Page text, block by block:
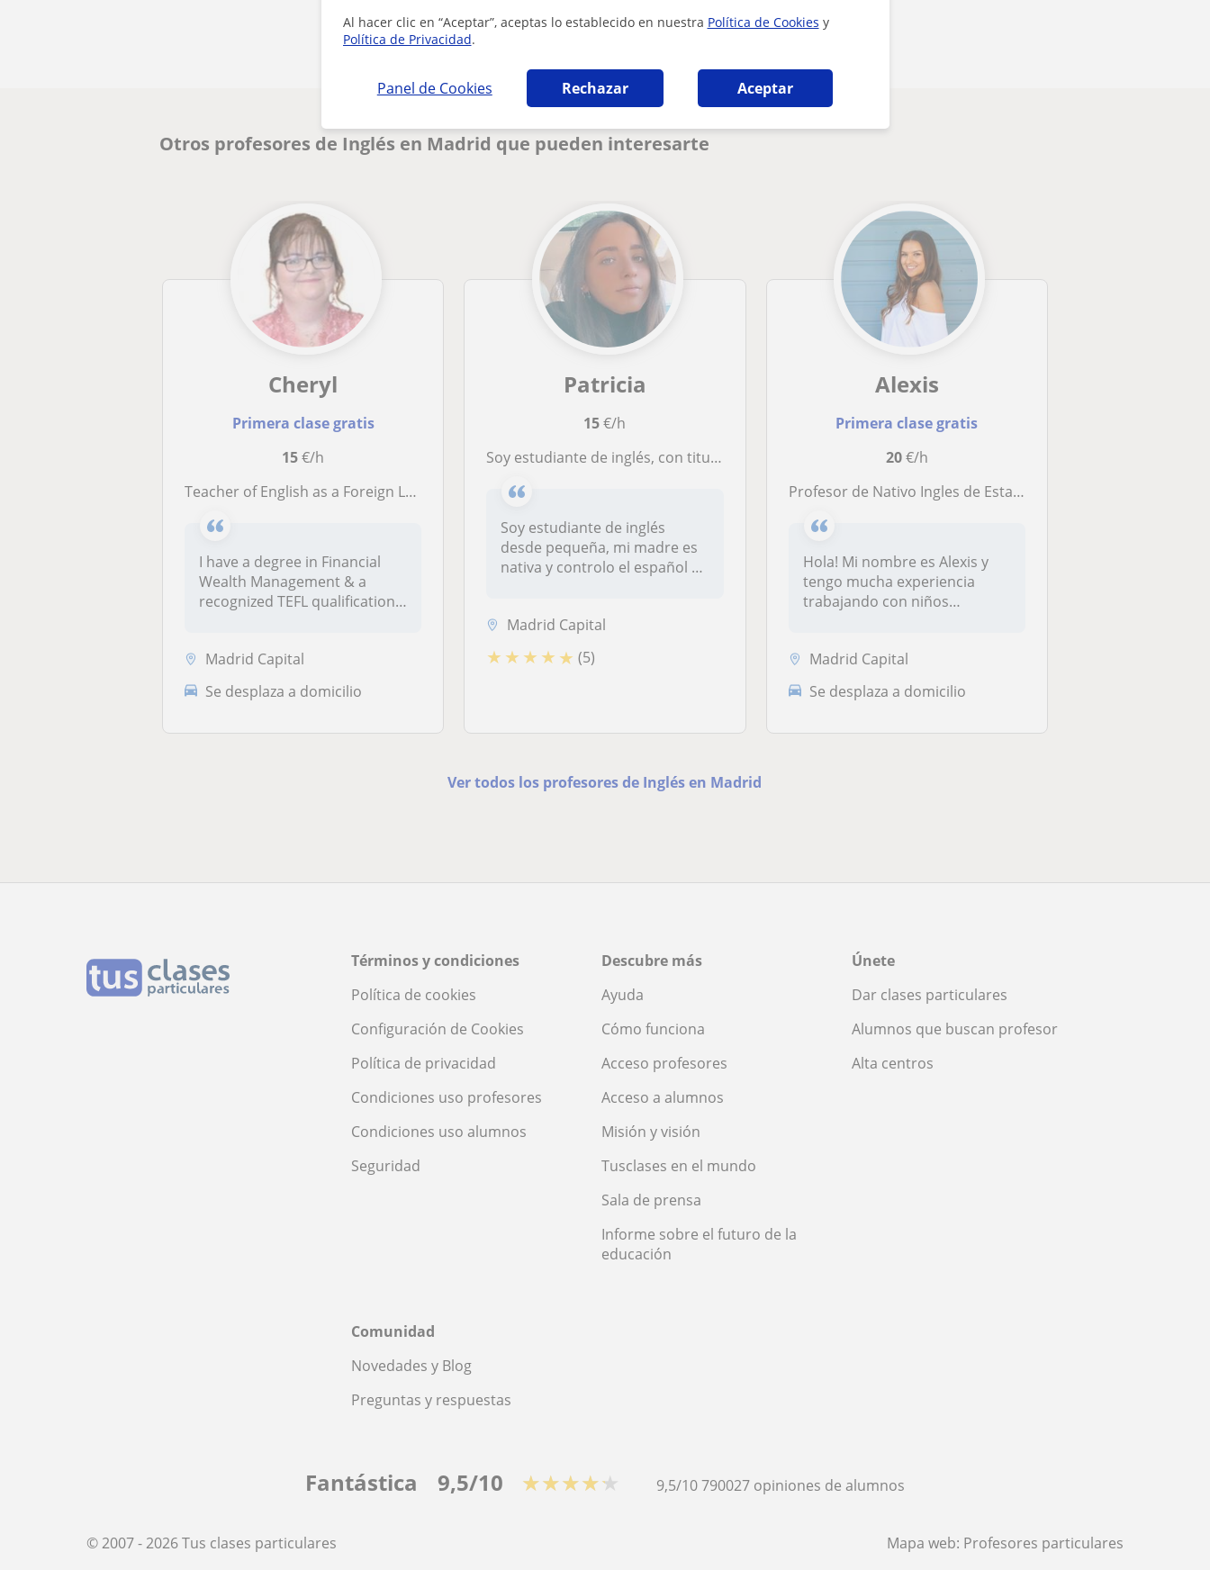
Al hacer clic en “Aceptar”, aceptas lo establecido en nuestra Política de Cookies y
Política de Privacidad.
Panel de Cookies Rechazar Aceptar
¿Hay algún error en este perfil? Cuéntanos
Otros profesores de Inglés en Madrid que pueden interesarte
Cheryl
Primera clase gratis
15€/h
Teacher of English as a Foreign Language
I have a degree in Financial
Wealth Management & a
recognized TEFL qualification
Madrid Capital
Se desplaza a domicilio
Patricia
15€/h
Soy estudiante de inglés, con titulo del C1
Soy estudiante de inglés
desde pequeña, mi madre es
nativa y controlo el español y
Madrid Capital
★ ★ ★ ★ ★ (5)
Alexis
Primera clase gratis
20€/h
Profesor de Nativo Ingles de Estados Unidos
Hola! Mi nombre es Alexis y
tengo mucha experiencia
trabajando con niños
Madrid Capital
Se desplaza a domicilio
Ver todos los profesores de Inglés en Madrid
Términos y condiciones
Política de cookies
Configuración de Cookies
Política de privacidad
Condiciones uso profesores
Condiciones uso alumnos
Seguridad
Descubre más
Ayuda
Cómo funciona
Acceso profesores
Acceso a alumnos
Misión y visión
Tusclases en el mundo
Sala de prensa
Informe sobre el futuro de la
educación
Únete
Dar clases particulares
Alumnos que buscan profesor
Alta centros
Comunidad
Novedades y Blog
Preguntas y respuestas
Fantástica 9,5/10 ★★★★★ 9,5/10790027 opiniones de alumnos
© 2007 - 2026 Tus clases particulares Mapa web: Profesores particulares